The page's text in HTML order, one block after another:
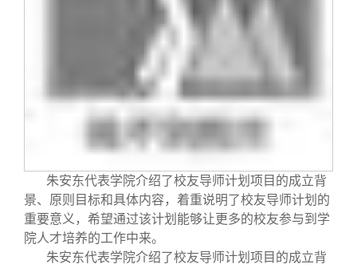
校友文苑
校友讲坛
校友视界
三创大赛
实用信息
会长致辞
总会章程
理事会名单
制度法规
联系我们
朱安东代表学院介绍了校友导师计划项目的成立背
景、原则目标和具体内容，着重说明了校友导师计划的
重要意义，希望通过该计划能够让更多的校友参与到学
院人才培养的工作中来。
朱安东代表学院介绍了校友导师计划项目的成立背